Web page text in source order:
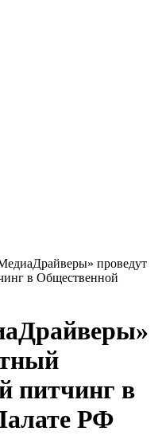
проведут
в Общественной
питчинг в
РФ